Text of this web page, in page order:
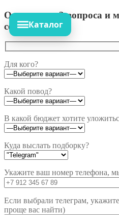
Ответьте на 3 вопроса
сет!
Для кого?
Какой повод?
В какой бюджет хотите
Куда выслать подборку?
Укажите ваш номер телефона,
Если выбрали телеграм,
проще вас найти)
Каталог